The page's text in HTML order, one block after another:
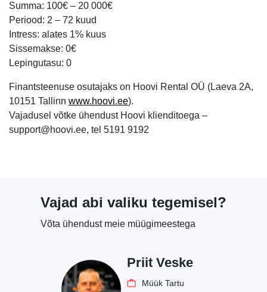
Summa: 100€ – 20 000€
Periood: 2 – 72 kuud
Intress: alates 1% kuus
Sissemakse: 0€
Lepingutasu: 0
Finantsteenuse osutajaks on Hoovi Rental OÜ (Laeva 2A,
10151 Tallinn www.hoovi.ee).
Vajadusel võtke ühendust Hoovi klienditoega –
support@hoovi.ee, tel 5191 9192
Vajad abi valiku tegemisel?
Võta ühendust meie müügimeestega
Priit Veske
Müük Tartu